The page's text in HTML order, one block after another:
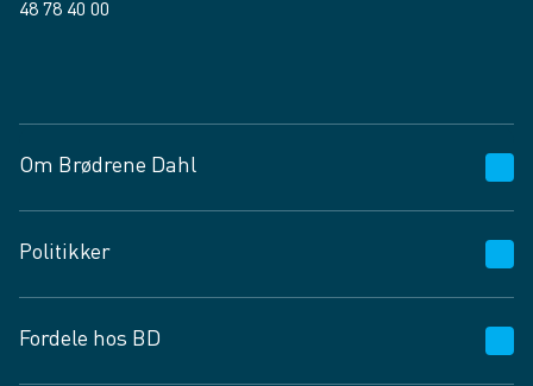
48 78 40 00
Om Brødrene Dahl
Vagttelefon 30 10 89 89
Spørgsmål og svar
Job og karriere
Politikker
Privatlivspolitik
Fordele hos BD